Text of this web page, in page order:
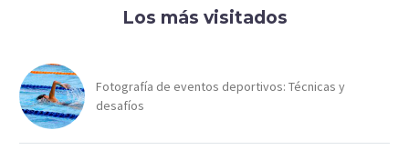
Los más visitados
Fotografía de eventos deportivos: Técnicas y
desafíos